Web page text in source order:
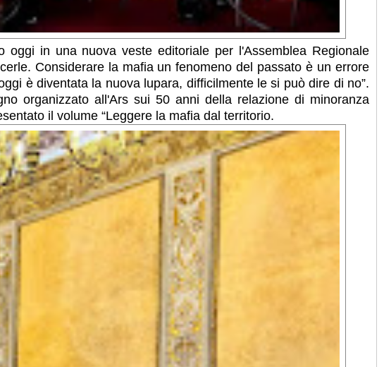
in una nuova veste editoriale per l'Assemblea Regionale
Considerare la mafia un fenomeno del passato è un errore
è diventata la nuova lupara, difficilmente le si può dire di no”.
organizzato all'Ars sui 50 anni della relazione di minoranza
il volume “Leggere la mafia dal territorio.